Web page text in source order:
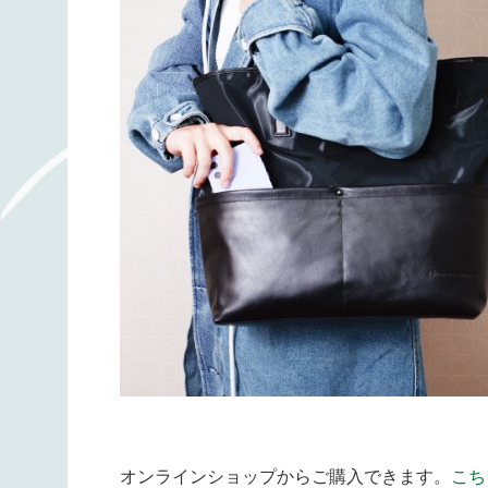
オンラインショップからご購入できます。 こ